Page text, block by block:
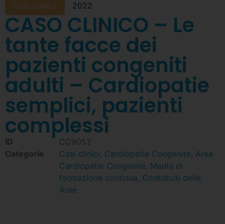
CASI CLINICI 2022
CASO CLINICO – Le
tante facce dei
pazienti congeniti
adulti – Cardiopatie
semplici, pazienti
complessi
ID
CC9052
Categorie
Casi clinici, Cardiopatie Congenite, Area
Cardiopatie Congenite, Media di
formazione continua, Contributi delle
Aree